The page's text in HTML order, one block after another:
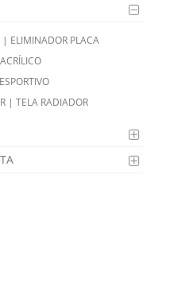
| ELIMINADOR PLACA
| TELA RADIADOR